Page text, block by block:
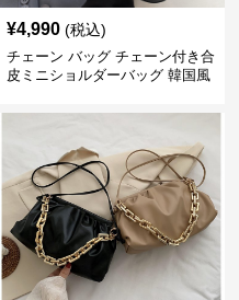
¥4,990 (税込)
チェーン バッグ チェーン付き合
皮ミニショルダーバッグ 韓国風